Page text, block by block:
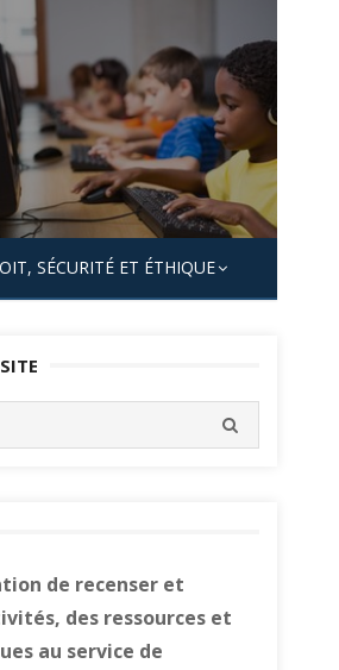
SÉCURITÉ ET ÉTHIQUE
de recenser et
des ressources et
au service de